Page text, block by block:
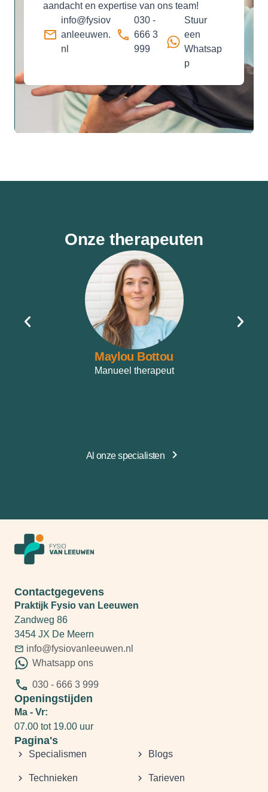
aandacht en expertise van ons team!
info@fysiov
anleeuwen.
nl
030 -
666 3
999
Stuur
een
Whatsap
p
Onze therapeuten
Maylou Bottou
Manueel therapeut
Al onze specialisten
Contactgegevens
Praktijk Fysio van Leeuwen
Zandweg 86
3454 JX De Meern
info@fysiovanleeuwen.nl
Whatsapp ons
030 - 666 3 999
Openingstijden
Ma - Vr:
07.00 tot 19.00 uur
Pagina's
Specialismen
Technieken
Blogs
Tarieven